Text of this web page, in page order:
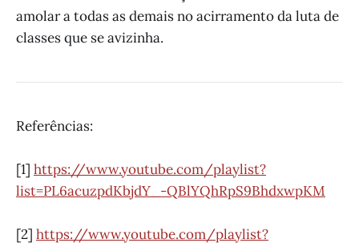
amolar a todas as demais no acirramento da luta de
classes que se avizinha.
Referências:
[1] https://www.youtube.com/playlist?
list=PL6acuzpdKbjdY_-QBlYQhRpS9BhdxwpKM
[2] https://www.youtube.com/playlist?